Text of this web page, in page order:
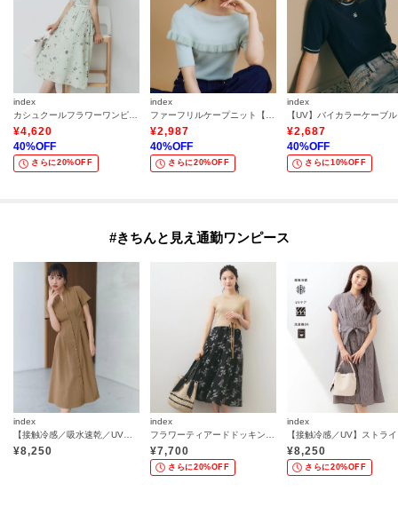
index
カシュクールフラワーワンピース【洗濯機洗い可】
¥4,620
40%OFF
さらに20%OFF
index
ファーフリルケープニット【洗濯機洗い可】
¥2,987
40%OFF
さらに20%OFF
index
¥2,687
40%OFF
さらに10%OFF
#きちんと見え通勤ワンピース
index
¥8,250
index
¥7,700
さらに20%OFF
index
¥8,250
さらに20%OFF